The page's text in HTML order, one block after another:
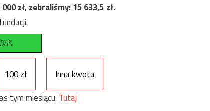
000zł, zebraliśmy:15 633,5zł.
100 zł
Inna kwota
tym miesiącu: Tutaj